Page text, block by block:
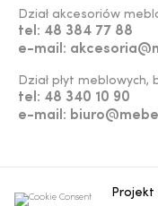
Dział akcesoriów
tel: 48 384 77 88
e-mail:
Dział płyt meblowych,
tel: 48 340 10 90
e-mail:
Projekt